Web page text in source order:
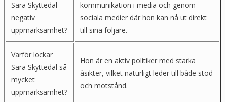
Sara Skyttedal
negativ
uppmärksamhet?
kommunikation i media och genom
sociala medier där hon kan nå ut direkt
till sina följare.
Varför lockar
Sara Skyttedal så
mycket
uppmärksamhet?
Hon är en aktiv politiker med starka
åsikter, vilket naturligt leder till både stöd
och motstånd.